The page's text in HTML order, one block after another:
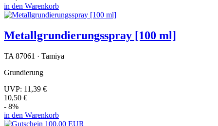
in den Warenkorb
Metallgrundierungsspray [100 ml]
TA 87061 · Tamiya
Grundierung
UVP: 11,39 €
10,50 €
- 8%
in den Warenkorb